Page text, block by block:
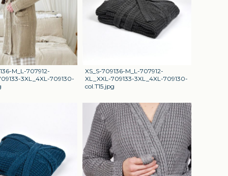
M_L-707912-
3XL_4XL-709130-
XS_S-709136-M_L-707912-
XL_XXL-709133-3XL_4XL-709130-
col.T15.jpg